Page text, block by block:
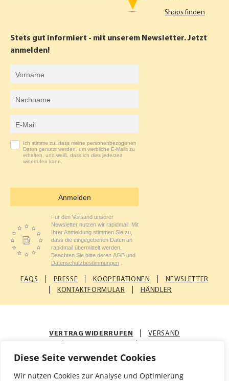
Diese Seite verwendet Cookies
Wir nutzen Cookies zur Analyse und Optimierung
O
O
A
G
R
Shops finden
Stets gut informiert - mit unserem Newsletter. Jetzt
anmelden!
Ich stimme zu, dass meine personenbezogenen
Daten genutzt werden, um werbliche E-Mails zu
erhalten, und weiß, dass ich dies jederzeit
widerrufen kann.
Anmelden
Für den Versand unserer
Newsletter nutzen wir rapidmail. Mit
Ihrer Anmeldung stimmen Sie zu,
dass die eingegebenen Daten an
rapidmail übermittelt werden.
Beachten Sie bitte deren AGB und
Datenschutzbestimmungen
FAQS PRESSE KOOPERATIONEN
NEWSLETTER
KONTAKTFORMULAR
HÄNDLER
VERTRAG WIDERRUFEN
VERSAND